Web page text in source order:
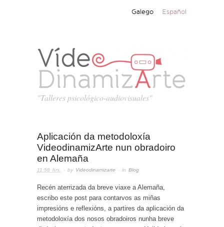
Galego Español
"Talleres psicológico-audiovisuales"
Aplicación da metodoloxía
VideodinamizArte nun obradoiro
en Alemaña
11:58 hrs. · by Videodinamizarte · in Blog
Recén aterrizada da breve viaxe a Alemaña,
escribo este post para contarvos as miñas
impresións e reflexións, a partires da aplicación da
metodoloxía dos nosos obradoiros nunha breve